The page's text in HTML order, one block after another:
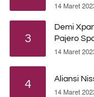
14 Maret
3
Demi
Pajero
14 Maret
4 Aliansi
14 Maret